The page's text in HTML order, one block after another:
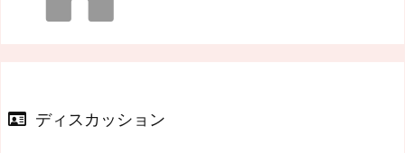
ディスカッション